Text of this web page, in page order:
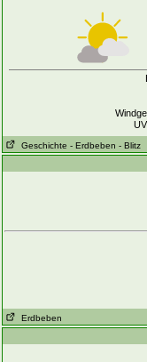
Geschichte - Erdbeben - Blitz
Erdbeben